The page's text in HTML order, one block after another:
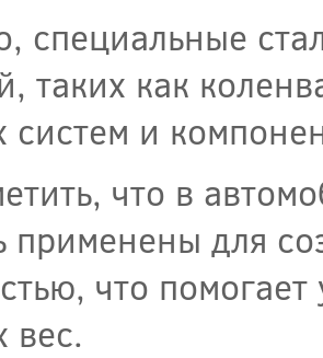
специальные
таких как
систем и
что в
применены для
что
вес.